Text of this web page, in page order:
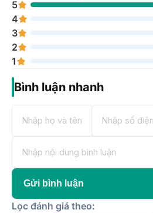
5
4
3
2
1
Bình luận nhanh
Gửi bình luận
Lọc đánh giá theo: